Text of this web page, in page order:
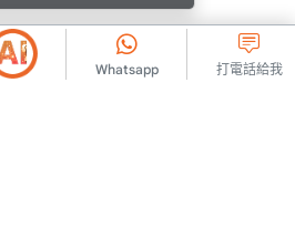
Whatsapp 打電話給我